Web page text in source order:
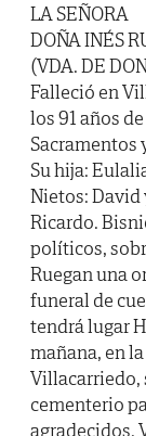
LA SEÑORA
DOÑA INÉS
(VDA. DE
Falleció en
los 91 años
Sacramentos
Su hija:
Nietos: David
Ricardo.
políticos,
Ruegan una
funeral de
tendrá lugar
mañana, en
Villacarriedo,
cementerio
agradecidos.